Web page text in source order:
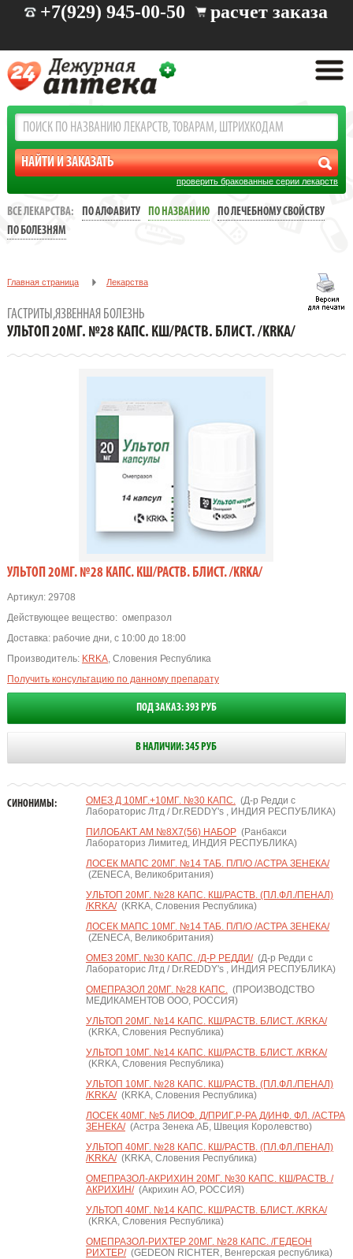
+7(929) 945-00-50 расчет заказа
проверить бракованные серии лекарств
ВСЕ ЛЕКАРСТВА: ПО АЛФАВИТУ ПО НАЗВАНИЮ
ПО ЛЕЧЕБНОМУ СВОЙСТВУ
ПО БОЛЕЗНЯМ
Главная страница Лекарства
Гастриты,язвенная болезнь
ГАСТРИТЫ,ЯЗВЕННАЯ БОЛЕЗНЬ
УЛЬТОП 20МГ. №28 КАПС. КШ/РАСТВ. БЛИСТ. /KRKA/
УЛЬТОП 20МГ. №28 КАПС. КШ/РАСТВ. БЛИСТ. /KRKA/
Артикул:29708
Действующее вещество: омепразол
Доставка: рабочие дни, с 10:00 до 18:00
Производитель: KRKA, Словения Республика
Получить консультацию по данному препарату
ПОД ЗАКАЗ: 393 РУБ
В НАЛИЧИИ: 345 РУБ
СИНОНИМЫ: ОМЕЗ Д 10МГ.+10МГ. №30 КАПС.(Д-р Редди с
Лабораторис Лтд / Dr.REDDY's , ИНДИЯ РЕСПУБЛИКА)
ПИЛОБАКТ АМ №8Х7(56) НАБОР(Ранбакси
Лабораториз Лимитед, ИНДИЯ РЕСПУБЛИКА)
ЛОСЕК МАПС 20МГ. №14 ТАБ. П/П/О /АСТРА ЗЕНЕКА/
(ZENECA, Великобритания)
УЛЬТОП 20МГ. №28 КАПС. КШ/РАСТВ. (ПЛ.ФЛ./ПЕНАЛ)
/KRKA/(KRKA, Словения Республика)
ЛОСЕК МАПС 10МГ. №14 ТАБ. П/П/О /АСТРА ЗЕНЕКА/
(ZENECA, Великобритания)
ОМЕЗ 20МГ. №30 КАПС. /Д-Р РЕДДИ/(Д-р Редди с
Лабораторис Лтд / Dr.REDDY's , ИНДИЯ РЕСПУБЛИКА)
ОМЕПРАЗОЛ 20МГ. №28 КАПС.(ПРОИЗВОДСТВО
МЕДИКАМЕНТОВ ООО, РОССИЯ)
УЛЬТОП 20МГ. №14 КАПС. КШ/РАСТВ. БЛИСТ. /KRKA/
(KRKA, Словения Республика)
УЛЬТОП 10МГ. №14 КАПС. КШ/РАСТВ. БЛИСТ. /KRKA/
(KRKA, Словения Республика)
УЛЬТОП 10МГ. №28 КАПС. КШ/РАСТВ. (ПЛ.ФЛ./ПЕНАЛ)
/KRKA/(KRKA, Словения Республика)
ЛОСЕК 40МГ. №5 ЛИОФ. Д/ПРИГ.Р-РА Д/ИНФ. ФЛ. /АСТРА
ЗЕНЕКА/(Астра Зенека АБ, Швеция Королевство)
УЛЬТОП 40МГ. №28 КАПС. КШ/РАСТВ. (ПЛ.ФЛ./ПЕНАЛ)
/KRKA/(KRKA, Словения Республика)
ОМЕПРАЗОЛ-АКРИХИН 20МГ. №30 КАПС. КШ/РАСТВ. /
АКРИХИН/(Акрихин АО, РОССИЯ)
УЛЬТОП 40МГ. №14 КАПС. КШ/РАСТВ. БЛИСТ. /KRKA/
(KRKA, Словения Республика)
ОМЕПРАЗОЛ-РИХТЕР 20МГ. №28 КАПС. /ГЕДЕОН
РИХТЕР/(GEDEON RICHTER, Венгерская республика)